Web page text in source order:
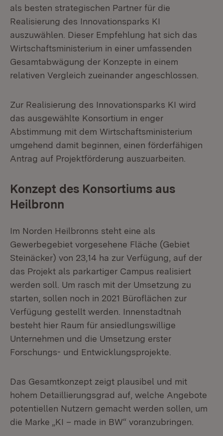
als besten strategischen Partner für die
Realisierung des Innovationsparks KI
auszuwählen. Dieser Empfehlung hat sich das
Wirtschaftsministerium in einer umfassenden
Gesamtabwägung der Konzepte in einem
relativen Vergleich zueinander angeschlossen.
Zur Realisierung des Innovationsparks KI wird
das ausgewählte Konsortium in enger
Abstimmung mit dem Wirtschaftsministerium
umgehend damit beginnen, einen förderfähigen
Antrag auf Projektförderung auszuarbeiten.
Konzept des Konsortiums aus
Heilbronn
Im Norden Heilbronns steht eine als
Gewerbegebiet vorgesehene Fläche (Gebiet
Steinäcker) von 23,14 ha zur Verfügung, auf der
das Projekt als parkartiger Campus realisiert
werden soll. Um rasch mit der Umsetzung zu
starten, sollen noch in 2021 Büroflächen zur
Verfügung gestellt werden. Innenstadtnah
besteht hier Raum für ansiedlungswillige
Unternehmen und die Umsetzung erster
Forschungs- und Entwicklungsprojekte.
Das Gesamtkonzept zeigt plausibel und mit
hohem Detaillierungsgrad auf, welche Angebote
potentiellen Nutzern gemacht werden sollen, um
die Marke „KI – made in BW“ voranzubringen.